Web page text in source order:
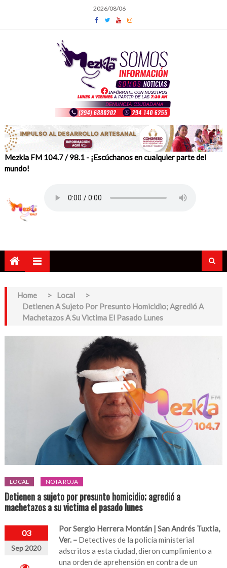
content
2026/08/06
Mezkla FM 104.7 / 98.1 - ¡Escúchanos en cualquier parte del
mundo!
Home > Local
>
Detienen A Sujeto Por Presunto Homicidio; Agredió A
Machetazos A Su Victima El Pasado Lunes
LOCAL NOTA ROJA
Detienen a sujeto por presunto homicidio; agredió a
machetazos a su victima el pasado lunes
03
Sep 2020
Por Sergio Herrera Montán |San Andrés Tuxtla,
Ver. – Detectives de la policía ministerial
adscritos a esta ciudad, dieron cumplimiento a
una orden de aprehensión en contra de un